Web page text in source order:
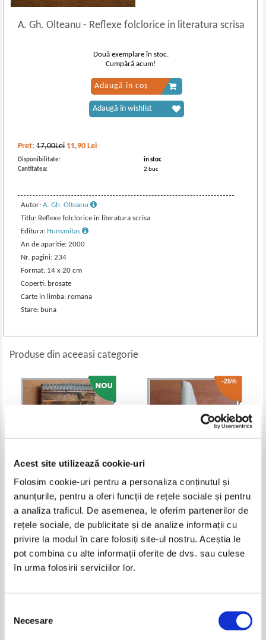
Acest site utilizează cookie-uri
Folosim cookie-uri pentru a personaliza conținutul și
anunțurile, pentru a oferi funcții de rețele sociale și pentru
a analiza traficul. De asemenea, le oferim partenerilor de
rețele sociale, de publicitate și de analize informații cu
privire la modul în care folosiți site-ul nostru. Aceștia le
pot combina cu alte informații oferite de dvs. sau culese
în urma folosirii serviciilor lor.
consimțământului
Necesare
A. Gh. Olteanu- Reflexe folclorice in literatura scrisa
Pret:17,00Lei 11,90 Lei
Disponibilitate:
in stoc
Cantitatea:
2 buc
Autor:A. Gh. Olteanu
Titlu: Reflexe folclorice in literatura scrisa
Editura: Humanitas
An de aparitie: 2000
Nr. pagini: 234
Format: 14 x 20 cm
Coperti: brosate
Carte in limba: romana
Stare: buna
Două exemplare în stoc.
Cumpără acum!
Adaugă în coș
Adaugă în wishlist
Produse din aceeasi categorie
Georgeta Stoica - Rumanischer
10,00 Lei
Adaugă în coș
-25%
N. I. Dumitrascu - Basme,
legende, snoave si cantece
populare romanestiLei
Adaugă în coș